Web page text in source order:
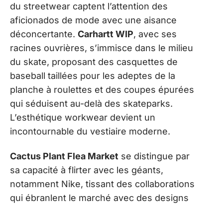
du streetwear captent l’attention des
aficionados de mode avec une aisance
déconcertante. Carhartt WIP, avec ses
racines ouvrières, s’immisce dans le milieu
du skate, proposant des casquettes de
baseball taillées pour les adeptes de la
planche à roulettes et des coupes épurées
qui séduisent au-delà des skateparks.
L’esthétique workwear devient un
incontournable du vestiaire moderne.
Cactus Plant Flea Market se distingue par
sa capacité à flirter avec les géants,
notamment Nike, tissant des collaborations
qui ébranlent le marché avec des designs